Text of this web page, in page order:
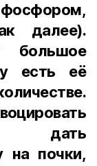
далее).
большое
есть её
дать
на почки,